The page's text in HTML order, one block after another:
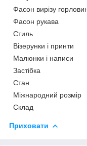
Фасон вирізу
Фасон рукава
Стиль
Візерунки і принти
Малюнки і написи
Застібка
Стан
Міжнародний розмір
Склад
Приховати